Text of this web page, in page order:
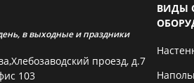
в выходные и праздники
проезд, д.7
103
ВИДЫ